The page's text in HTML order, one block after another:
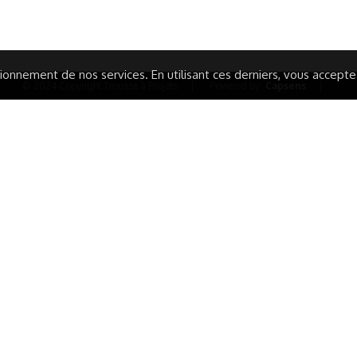
de nos services. En utilisant ces derniers, vous